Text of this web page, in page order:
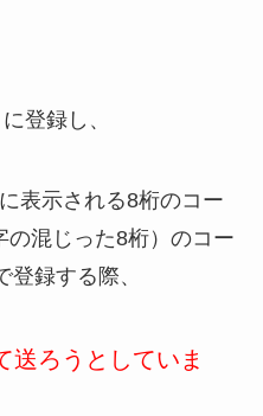
登録し、
表示される8桁のコー
の混じった8桁）のコー
登録する際、
送ろうとしていま